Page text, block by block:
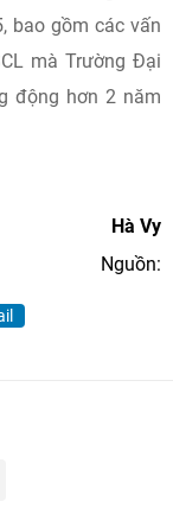
bao gồm các vấn
mà Trường Đại
động hơn 2 năm
Hà Vy
Nguồn: